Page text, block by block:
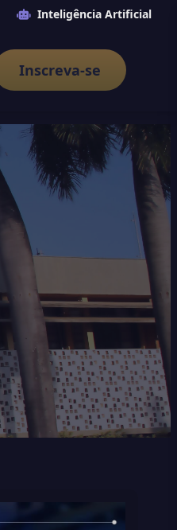
Inteligência Artificial
Inscreva-se